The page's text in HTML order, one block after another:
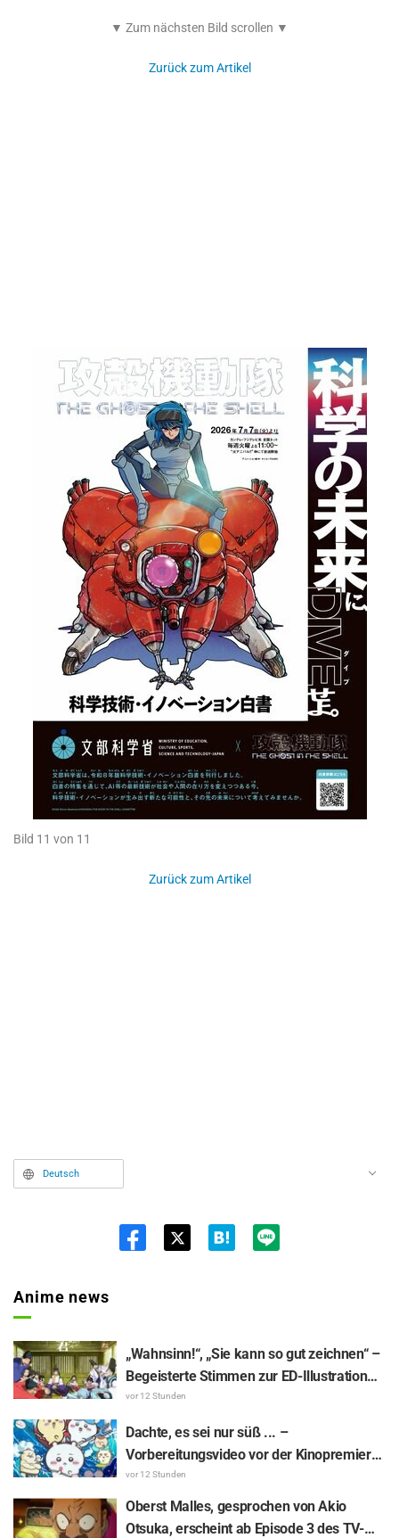
▼ Zum nächsten Bild scrollen ▼
Zurück zum Artikel
Bild 11 von 11
Zurück zum Artikel
Deutsch
Anime news
„Wahnsinn!“, „Sie kann so gut zeichnen“ –
Begeisterte Stimmen zur ED-Illustration
von Asaki Yuikawa, der Sprecherin der
Episode 13
vor 12 Stunden
Dachte, es sei nur süß ... –
Vorbereitungsvideo vor der Kinopremiere
von „Chiikawa“ sorgt mit überraschender
Kluft für Erstaunen: „Härter als gedacht“,
„Es geht nur um Arbeit“
vor 12 Stunden
Oberst Malles, gesprochen von Akio
Otsuka, erscheint ab Episode 3 des TV-